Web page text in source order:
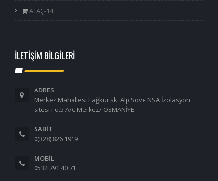
ATAÇ-14
İLETİŞİM BİLGİLERİ
ADRES
Merkez Mahallesi Bağkur sk. Alp Söve NSA İzolasyon
sitesi no:5 A/C Merkez/ OSMANİYE
SABİT
0(328) 826 1919
MOBİL
0532 791 40 71